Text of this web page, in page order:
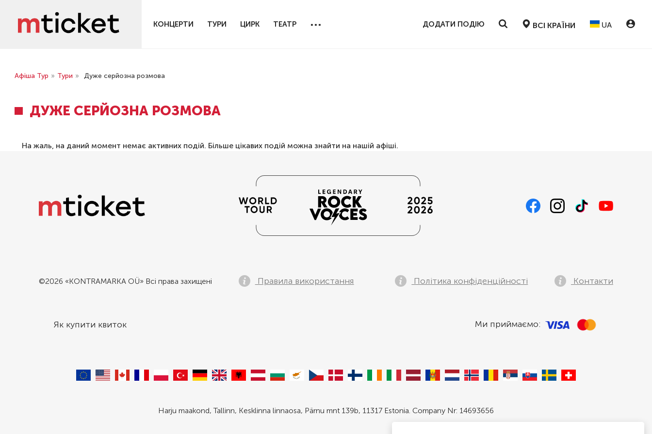
КОНЦЕРТИ ТУРИ ЦИРК ТЕАТР ... ДОДАТИ ПОДІЮ ВСІ КРАЇНИ UA
Афіша Тур » Тури » Дуже серйозна розмова
ДУЖЕ СЕРЙОЗНА РОЗМОВА
На жаль, на даний момент немає активних подій. Більше цікавих подій можна знайти на нашій афіші.
©2026 «KONTRAMARKA OÜ» Всі права захищені Правила використання Політика конфіденційності Контакти
Як купити квиток Ми приймаємо:
Harju maakond, Tallinn, Kesklinna linnaosa, Pärnu mnt 139b, 11317 Estonia. Company Nr: 14693656